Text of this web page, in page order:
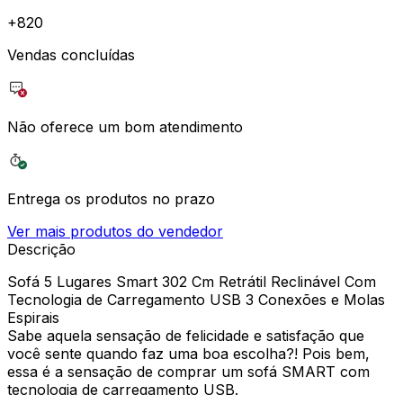
+820
Vendas concluídas
Não oferece um bom atendimento
Entrega os produtos no prazo
Ver mais produtos do vendedor
Descrição
Sofá 5 Lugares Smart 302 Cm Retrátil Reclinável Com
Tecnologia de Carregamento USB 3 Conexões e Molas
Espirais
Sabe aquela sensação de felicidade e satisfação que
você sente quando faz uma boa escolha?! Pois bem,
essa é a sensação de comprar um sofá SMART com
tecnologia de carregamento USB.